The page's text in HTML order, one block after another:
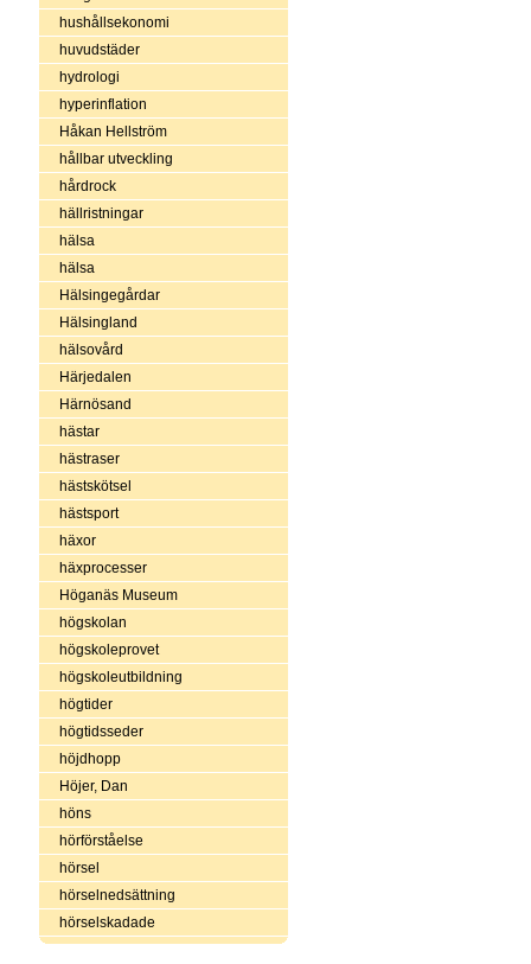
hushållsekonomi
huvudstäder
hydrologi
hyperinflation
Håkan Hellström
hållbar utveckling
hårdrock
hällristningar
hälsa
hälsa
Hälsingegårdar
Hälsingland
hälsovård
Härjedalen
Härnösand
hästar
hästraser
hästskötsel
hästsport
häxor
häxprocesser
Höganäs Museum
högskolan
högskoleprovet
högskoleutbildning
högtider
högtidsseder
höjdhopp
Höjer, Dan
höns
hörförståelse
hörsel
hörselnedsättning
hörselskadade